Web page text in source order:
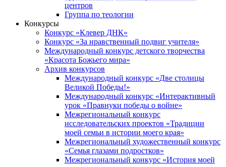
центров
Группа по теологии
Конкурсы
Конкурс «Клевер ДНК»
Конкурс «За нравственный подвиг учителя»
Международный конкурс детского творчества
«Красота Божьего мира»
Архив конкурсов
Международный конкурс «Две столицы
Великой Победы!»
Международный конкурс «Интерактивный
урок «Правнуки победы о войне»
Межрегиональный конкурс
исследовательских проектов «Традиции
моей семьи в истории моего края»
Межрегиональный художественный конкурс
«Семья глазами подростков»
Межрегиональный конкурс «История моей